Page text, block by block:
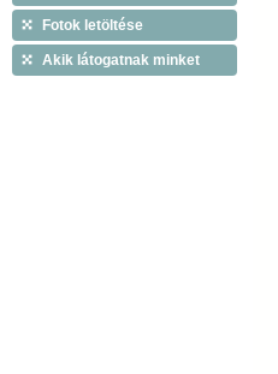
Fotok letöltése
Akik látogatnak minket